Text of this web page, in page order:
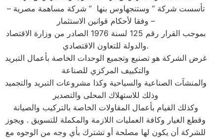
تأسست شركة ” وستنجهاوس بنها ” شركة مساهمة مصرية –
وفقا لأحكام قوانين الاستثمار –
بموجب القرار رقم 125 لسنة 1976 الصادر من وزارة الاقتصاد
والدولة للتعاون الاقتصادي.
غرض الشركة هو تصنيع وتجميع الوحدات الخاصة بأعمال التبريد
والتكييف المركزي للصناعة
والمنشآت الصناعية والسياحية وكذا مشروعات التبريد والتجميد
وذلك للاستهلاك المحلى والتصدير
وكذلك القيام بأعمال المقاولات الخاصة بالتركيب والصيانة
وقطع الغيار وكافة العمليات اللازمة والمكملة للتسويق . ويجوز
للشركة أن يكون لها مصلحة أو تشترك بأي وجه من الوجوه مع